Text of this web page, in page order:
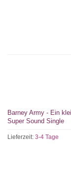
Barney Army - Ein
Super Sound Single
Lieferzeit: 3-4 Tage